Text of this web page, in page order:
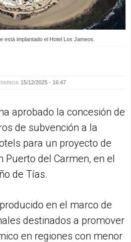
está implantado el Hotel Los Jameos.
15/12/2025 - 16:47
aprobado la concesión de
de subvención a la
para un proyecto de
Puerto del Carmen, en el
de Tías.
en el marco de
destinados a promover
en regiones con menor